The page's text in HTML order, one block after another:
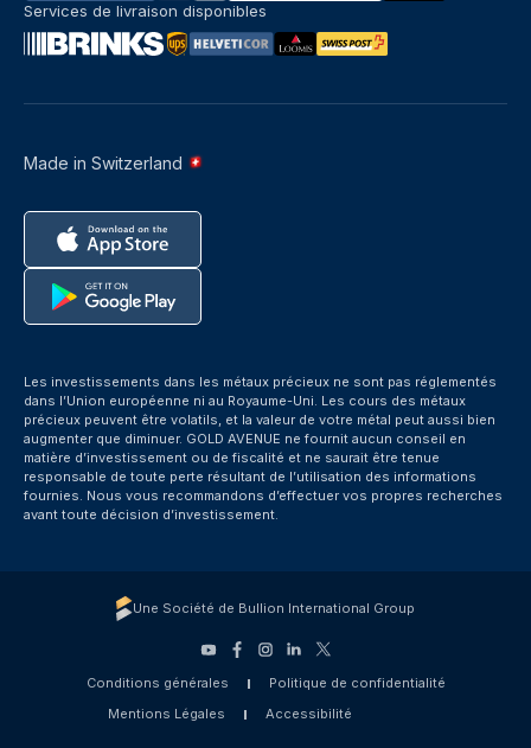
Made in Switzerland
Services de livraison disponibles
Les investissements dans les métaux précieux ne sont pas réglementés
dans l’Union européenne ni au Royaume-Uni. Les cours des métaux
précieux peuvent être volatils, et la valeur de votre métal peut aussi bien
augmenter que diminuer. GOLD AVENUE ne fournit aucun conseil en
matière d’investissement ou de fiscalité et ne saurait être tenue
responsable de toute perte résultant de l’utilisation des informations
fournies. Nous vous recommandons d’effectuer vos propres recherches
avant toute décision d’investissement.
Une Société de Bullion International Group
Conditions générales
Politique de confidentialité
Mentions Légales
Accessibilité